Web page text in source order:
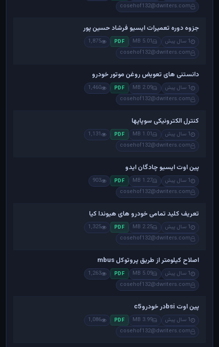
cosehof132@dwriters.com
جزوه دوره تعمیرات ایسیو فرشاد حسین پور
1 سال پیش 5.01 MB
PDF
1,875
cosehof132@dwriters.com
دانستنی های تعویض روغن موتور خودرو
1 سال پیش 2.09 MB
PDF
1,460
cosehof132@dwriters.com
کنترل الکترونیکی سوپاپها
1 سال پیش 1.01 MB
PDF
1,131
cosehof132@dwriters.com
پین اوت ایسیو چادگان ایدو
1 سال پیش 1.27 MB
PDF
903
cosehof132@dwriters.com
تعریف کلید تمامی خودرو های هیوندا کیا
1 سال پیش 2.25 MB
PDF
1,325
cosehof132@dwriters.com
اصلاح کیلومتر از طریق پروتوکل mbus
1 سال پیش 5.09 MB
PDF
1,263
cosehof132@dwriters.com
پین اوت bsiدر خودروc5
1 سال پیش 3.99 MB
PDF
1,086
cosehof132@dwriters.com